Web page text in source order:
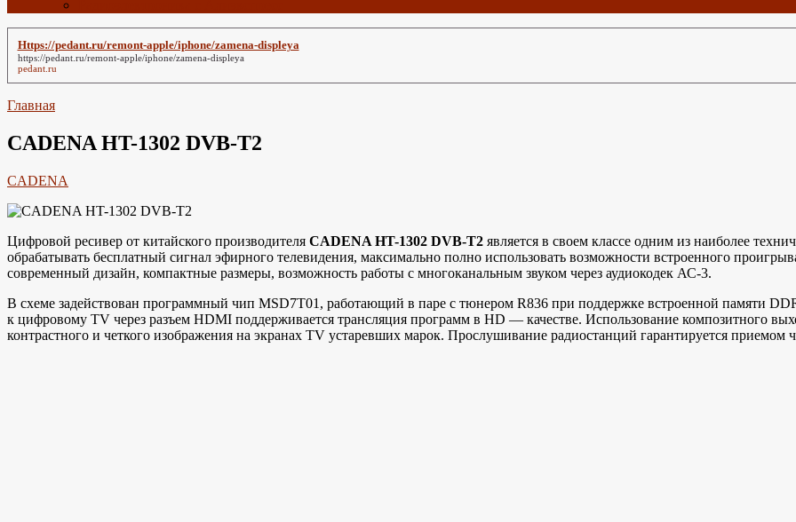
Https://pedant.ru/remont-apple/iphone/zamena-displeya
https://pedant.ru/remont-apple/iphone/zamena-displeya
pedant.ru
Главная
CADENA HT-1302 DVB-T2
CADENA
Цифровой ресивер от китайского производителя CADENA HT-1302 DVB-T2 является в своем классе одним из наиболее
обрабатывать бесплатный сигнал эфирного телевидения, максимально полно использовать возможности встроенного
современный дизайн, компактные размеры, возможность работы с многоканальным звуком через аудиокодек АС-3.
В схеме задействован программный чип MSD7Т01, работающий в паре с тюнером R836 при поддержке встроенной памяти
к цифровому TV через разъем HDMI поддерживается трансляция программ в HD — качестве. Использование композитного
контрастного и четкого изображения на экранах TV устаревших марок. Прослушивание радиостанций гарантируется